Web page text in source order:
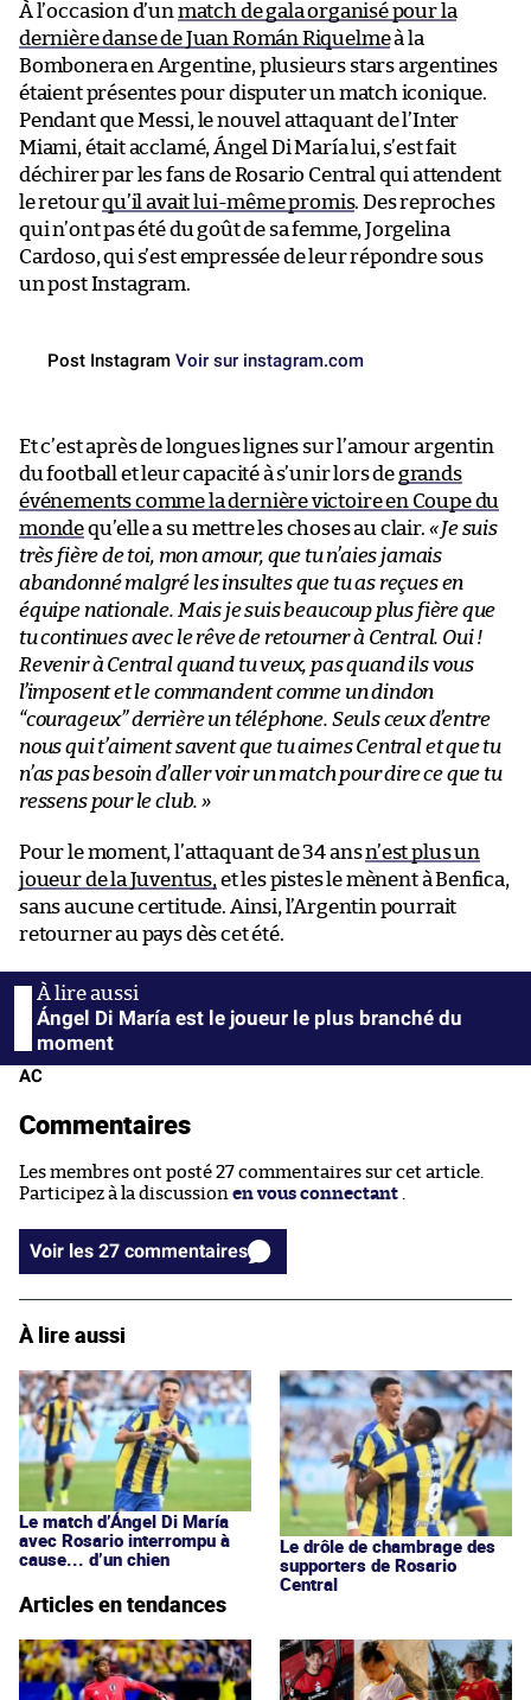
À l’occasion d’un match de gala organisé pour la
dernière danse de Juan Román Riquelmeà la
Bombonera en Argentine, plusieurs stars argentines
étaient présentes pour disputer un match iconique.
Pendant que Messi, le nouvel attaquant de l’Inter
Miami, était acclamé, Ángel Di María lui, s’est fait
déchirer par les fans de Rosario Central qui attendent
le retourqu’il avait lui-même promis. Des reproches
qui n’ont pas été du goût de sa femme, Jorgelina
Cardoso, qui s’est empressée de leur répondre sous
un post Instagram.
Post Instagram Voir sur instagram.com
Et c’est après de longues lignes sur l’amour argentin
du football et leur capacité à s’unir lors degrands
événements comme la dernière victoire en Coupe du
mondequ’elle a su mettre les choses au clair. « Je suis
très fière de toi, mon amour, que tu n’aies jamais
abandonné malgré les insultes que tu as reçues en
équipe nationale. Mais je suis beaucoup plus fière que
tu continues avec le rêve de retourner à Central. Oui !
Revenir à Central quand tu veux, pas quand ils vous
l’imposent et le commandent comme un dindon
“courageux” derrière un téléphone. Seuls ceux d’entre
nous qui t’aiment savent que tu aimes Central et que tu
n’as pas besoin d’aller voir un match pour dire ce que tu
ressens pour le club. »
Pour le moment, l’attaquant de 34 ansn’est plus un
joueur de la Juventus, et les pistes le mènent à Benfica,
sans aucune certitude. Ainsi, l’Argentin pourrait
retourner au pays dès cet été.
Ángel Di María est le joueur le plus branché du
moment
AC
Commentaires
Les membres ont posté 27 commentaires sur cet article.
Participez à la discussion en vous connectant .
Voir les 27 commentaires
À lire aussi
Le match d’Ángel Di María
avec Rosario interrompu à
cause... d’un chien
Le drôle de chambrage des
supporters de Rosario
Central
Articles en tendances